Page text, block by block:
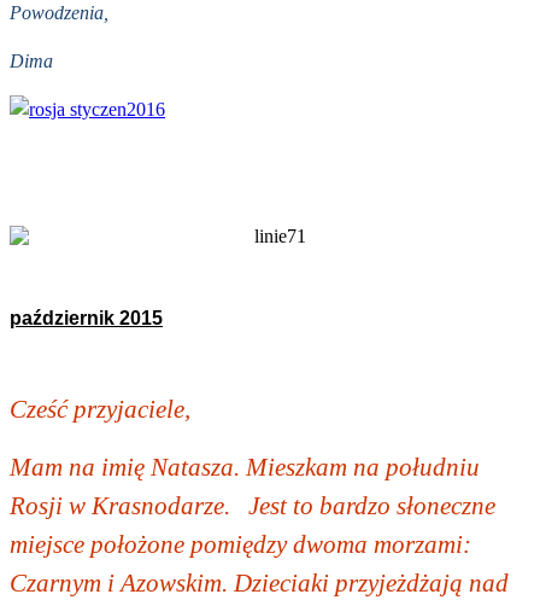
Powodzenia,
Dima
październik 2015
Cześć przyjaciele,
Mam na imię Natasza. Mieszkam na południu
Rosji w Krasnodarze. Jest to bardzo słoneczne
miejsce położone pomiędzy dwoma morzami:
Czarnym i Azowskim. Dzieciaki przyjeżdżają nad